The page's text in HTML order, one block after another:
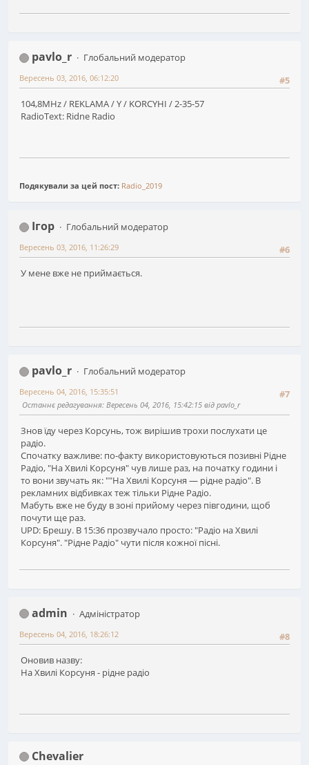
pavlo_r
Глобальний модератор
#5
Вересень 03, 2016, 06:12:20
104,8MHz / REKLAMA / Y / KORCYHI / 2-35-57
RadioText: Ridne Radio
Подякували за цей пост: Radio_2019
Ігор
Глобальний модератор
#6
Вересень 03, 2016, 11:26:29
У мене вже не приймається.
pavlo_r
Глобальний модератор
#7
Вересень 04, 2016, 15:35:51
Останнє редагування: Вересень 04, 2016, 15:42:15 від pavlo_r
Знов їду через Корсунь, тож вирішив трохи послухати це
радіо.
Спочатку важливе: по-факту використовуються позивні Рідне
Радіо, "На Хвилі Корсуня" чув лише раз, на початку години і
то вони звучать як: ""На Хвилі Корсуня — рідне радіо". В
рекламних відбивках теж тільки Рідне Радіо.
Мабуть вже не буду в зоні прийому через півгодини, щоб
почути ще раз.
UPD: Брешу. В 15:36 прозвучало просто: "Радіо на Хвилі
Корсуня". "Рідне Радіо" чути після кожної пісні.
admin
Адміністратор
#8
Вересень 04, 2016, 18:26:12
Оновив назву:
На Хвилі Корсуня - рідне радіо
Chevalier